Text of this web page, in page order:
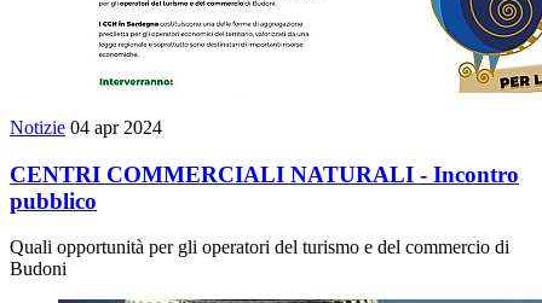
Notizie 04 apr 2024
CENTRI COMMERCIALI NATURALI - Incontro
pubblico
Quali opportunità per gli operatori del turismo e del commercio di
Budoni